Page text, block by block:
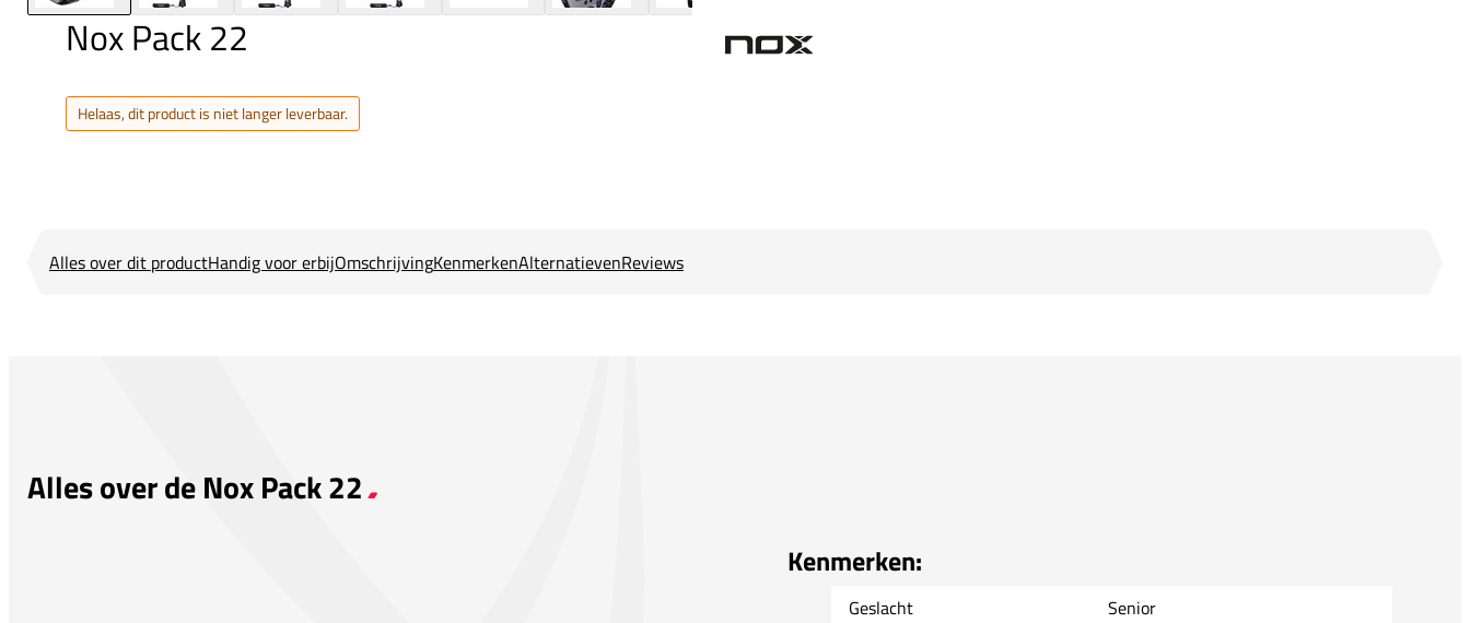
Nox Pack 22
Helaas, dit product is niet langer leverbaar.
Alles over dit productHandig voor erbijOmschrijvingKenmerkenAlternatievenReviews
Alles over de Nox Pack 22
Kenmerken:
Geslacht
Senior